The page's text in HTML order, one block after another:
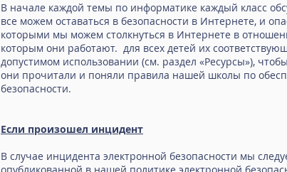
В начале каждой темы по информатике каждый класс
все можем оставаться в безопасности в Интернете, и
которыми мы можем столкнуться в Интернете в
которым они работают. для всех детей их
допустимом использовании (см. раздел «Ресурсы»),
они прочитали и поняли правила нашей школы по
безопасности.
Если произошел инцидент
В случае инцидента электронной безопасности мы